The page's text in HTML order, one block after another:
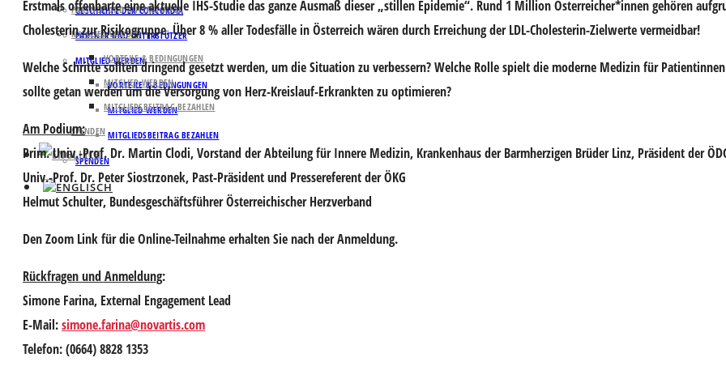
GESCHICHTE DER CONCORDIA
PARTNER UND UNTERSTÜTZER
MITGLIED WERDEN
VORTEILE & BEDINGUNGEN
MITGLIED WERDEN
MITGLIEDSBEITRAG BEZAHLEN
SPENDEN
PARTNER UND UNTERSTÜTZER
MITGLIED WERDEN
VORTEILE & BEDINGUNGEN
MITGLIED WERDEN
MITGLIEDSBEITRAG BEZAHLEN
SPENDEN
Erstmals offenbarte eine aktuelle IHS-Studie das ganze Ausmaß dieser „stillen Epidemie“. Rund 1 Million Österreicher*innen gehören
Cholesterin zur Risikogruppe.Über 8 % aller Todesfälle in Österreich wären durch Erreichung der LDL-Cholesterin-Zielwerte vermeidbar!
Welche Schritte sollten dringend gesetzt werden, um die Situation zu verbessern? Welche Rolle spielt die moderne Medizin für
sollte getan werden um die Versorgung von Herz-Kreislauf-Erkrankten zu optimieren?
Am Podium:
Prim. Univ.-Prof. Dr. Martin Clodi,Vorstand der Abteilung für Innere Medizin, Krankenhaus der Barmherzigen Brüder Linz, Präsident der
Univ.-Prof. Dr. Peter Siostrzonek, Past-Präsident und Pressereferent der ÖKG
Helmut Schulter, Bundesgeschäftsführer Österreichischer Herzverband
Den Zoom Link für die Online-Teilnahme erhalten Sie nach der Anmeldung.
Rückfragen und Anmeldung:
Simone Farina, External Engagement Lead
E-Mail:simone.farina@novartis.com
Telefon: (0664) 8828 1353